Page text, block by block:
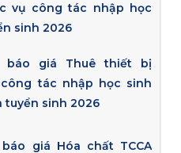
vụ công tác nhập học
sinh 2026
báo giá Thuê thiết bị
tác nhập học sinh
tuyển sinh 2026
giá Hóa chất TCCA